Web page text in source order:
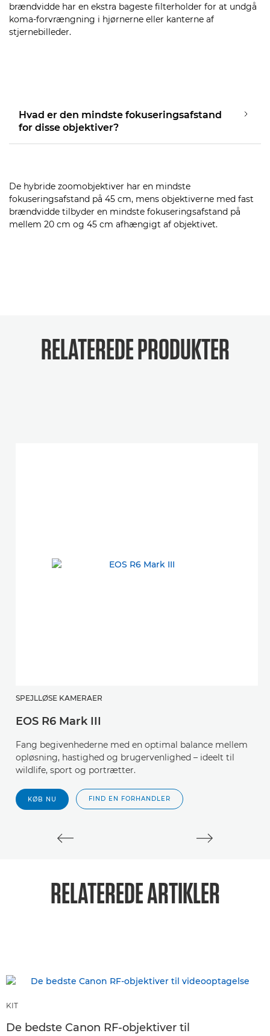
brændvidde har en ekstra bageste filterholder for at undgå
koma-forvrængning i hjørnerne eller kanterne af
stjernebilleder.
Hvad er den mindste fokuseringsafstand
for disse objektiver?
De hybride zoomobjektiver har en mindste
fokuseringsafstand på 45 cm, mens objektiverne med fast
brændvidde tilbyder en mindste fokuseringsafstand på
mellem 20 cm og 45 cm afhængigt af objektivet.
RELATEREDE PRODUKTER
SPEJLLØSE KAMERAER
EOS R6 Mark III
Fang begivenhederne med en optimal balance mellem
opløsning, hastighed og brugervenlighed – ideelt til
wildlife, sport og portrætter.
KØB NU FIND EN FORHANDLER
RELATEREDE ARTIKLER
KIT
De bedste Canon RF-objektiver til